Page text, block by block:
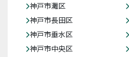
神戸市灘区
神戸市長田区
神戸市垂水区
神戸市中央区